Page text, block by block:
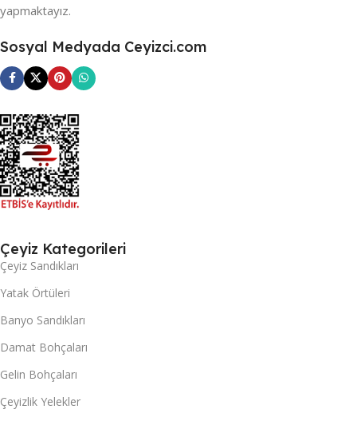
yapmaktayız.
Sosyal Medyada Ceyizci.com
Çeyiz Kategorileri
Çeyiz Sandıkları
Yatak Örtüleri
Banyo Sandıkları
Damat Bohçaları
Gelin Bohçaları
Çeyizlik Yelekler